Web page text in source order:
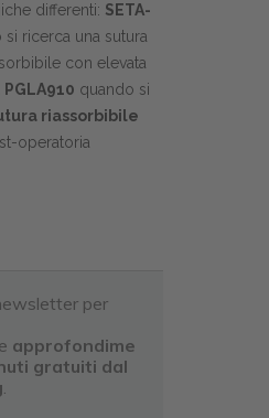
differenti: SETA-
ricerca una sutura
con elevata
PGLA910 quando si
riassorbibile
operatoria
per
approfondime
gratuiti dal
.